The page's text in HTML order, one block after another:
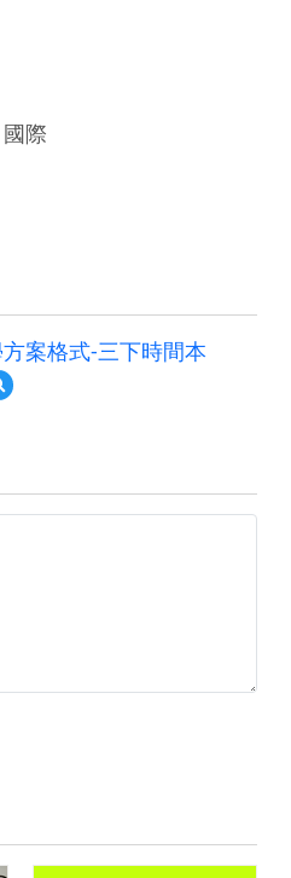
際
案格式-三下時間本
預
覽
教
素
本
0306.pdf